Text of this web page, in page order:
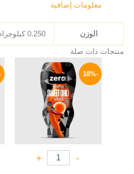
معلومات إضافية
الوزن 0.250 كيلوجرام
منتجات ذات صلة
-18%
-
+
السعر
الأصلي
هو:
195 EGP.
السعر
الحالي
هو:
159 EGP.